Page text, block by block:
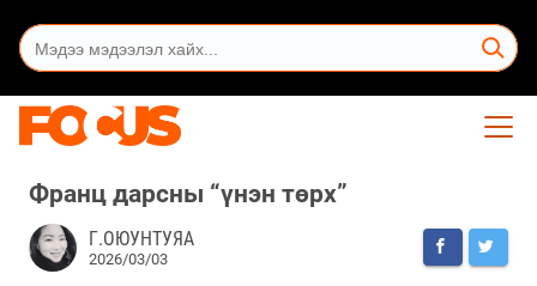
Франц дарсны “үнэн төрх”
Г.ОЮУНТУЯА
2026/03/03